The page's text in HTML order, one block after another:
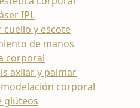
IPL
cuello y escote
de manos
corporal
axilar y palmar
corporal
glúteos